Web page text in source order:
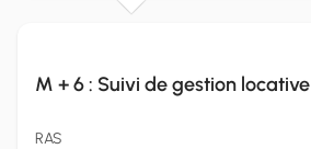
M + 6 : Suivi de gestion locative
RAS